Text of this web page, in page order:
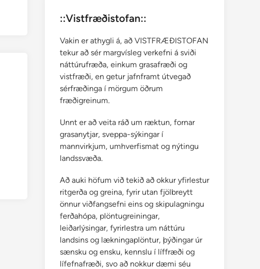
::Vistfræðistofan::
Vakin er athygli á, að VISTFRÆÐISTOFAN
tekur að sér margvísleg verkefni á sviði
náttúrufræða, einkum grasafræði og
vistfræði, en getur jafnframt útvegað
sérfræðinga í mörgum öðrum
fræðigreinum.
Unnt er að veita ráð um ræktun, fornar
grasanytjar, sveppa-sýkingar í
mannvirkjum, umhverfismat og nýtingu
landssvæða.
Að auki höfum við tekið að okkur yfirlestur
ritgerða og greina, fyrir utan fjölbreytt
önnur viðfangsefni eins og skipulagningu
ferðahópa, plöntugreiningar,
leiðarlýsingar, fyrirlestra um náttúru
landsins og lækningaplöntur, þýðingar úr
sænsku og ensku, kennslu í líffræði og
lífefnafræði, svo að nokkur dæmi séu